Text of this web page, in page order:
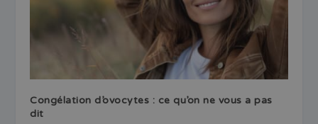
Congélation d’ovocytes : ce qu’on ne vous a pas
dit